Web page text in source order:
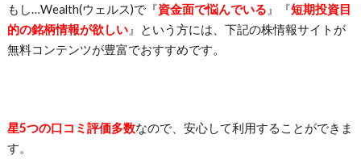
もし…Wealth(ウェルス)で『資金面で悩んでいる 』『短期投資目
的の銘柄情報が欲しい』という方には、下記の株情報サイトが
無料コンテンツが豊富でおすすめです。
星5つの口コミ評価多数なので、安心して利用することができま
す。